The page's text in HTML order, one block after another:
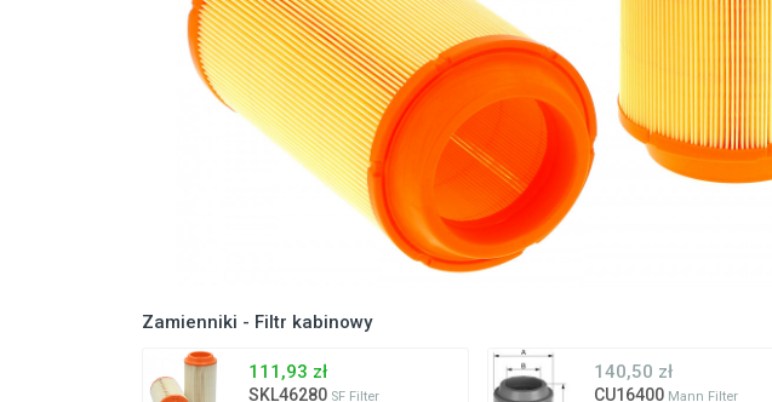
Zamienniki - Filtr kabinowy
111,93 zł
SKL46280 SF Filter
140,50 zł
CU16400 Mann Filter